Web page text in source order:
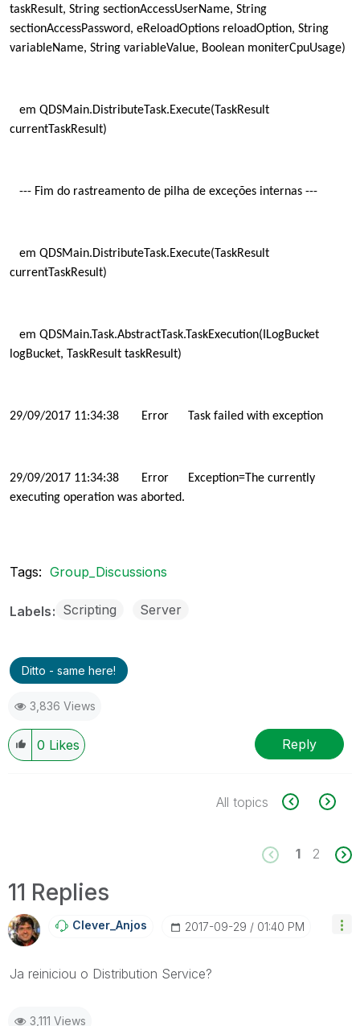
taskResult, String sectionAccessUserName, String
sectionAccessPassword, eReloadOptions reloadOption, String
variableName, String variableValue, Boolean moniterCpuUsage)
em QDSMain.DistributeTask.Execute(TaskResult
currentTaskResult)
--- Fim do rastreamento de pilha de exceções internas ---
em QDSMain.DistributeTask.Execute(TaskResult
currentTaskResult)
em QDSMain.Task.AbstractTask.TaskExecution(ILogBucket
logBucket, TaskResult taskResult)
29/09/2017 11:34:38 Error Task failed with exception
29/09/2017 11:34:38 Error
Exception=The currently
executing operation was aborted.
Tags: Group_Discussions
Labels Scripting Server
Ditto - same here!
3,836 Views
0 Likes Reply
All topics
1 2
11 Replies
Clever_Anjos ‎2017-09-29 01:40 PM
Ja reiniciou o Distribution Service?
3,111 Views